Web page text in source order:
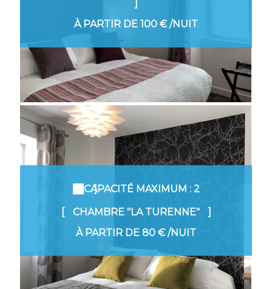
À PARTIR DE 100 €/NUIT
CAPACITÉ MAXIMUM : 2
CHAMBRE "LA TURENNE"
À PARTIR DE 80 €/NUIT